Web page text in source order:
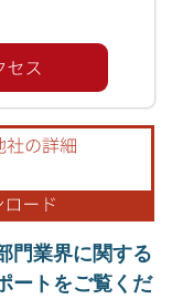
門業界に関する
ートをご覧くだ